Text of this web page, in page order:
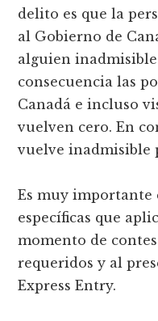
delito es que la
al Gobierno de
alguien inadmisible
consecuencia las
Canadá e incluso
vuelven cero. En
vuelve inadmisible
Es muy importante
específicas que
momento de
requeridos y al
Express Entry.